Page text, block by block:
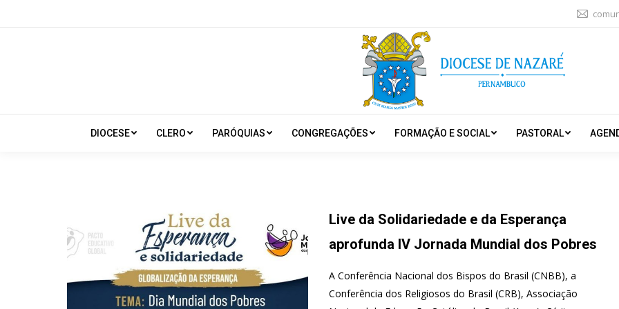
DIOCESE CLERO PARÓQUIAS CONGREGAÇÕES FORMAÇÃO E SOCIAL PASTORAL
Live da Solidariedade e da Esperança
aprofunda IV Jornada Mundial dos Pobres
A Conferência Nacional dos Bispos do Brasil (CNBB), a
Conferência dos Religiosos do Brasil (CRB), Associação